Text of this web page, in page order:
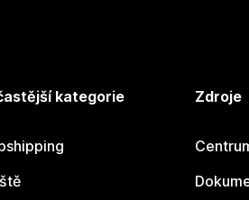
kategorie Zdroje